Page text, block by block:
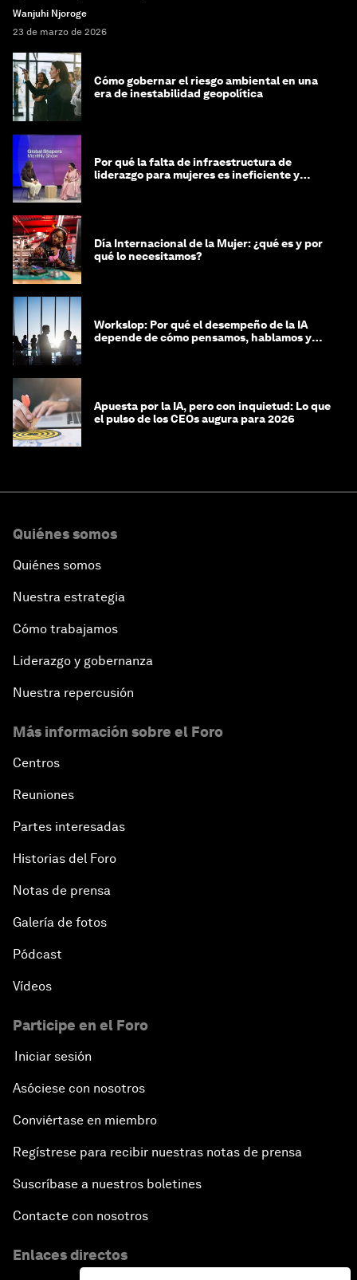
Wanjuhi Njoroge
23 de marzo de 2026
Cómo gobernar el riesgo ambiental en una
era de inestabilidad geopolítica
Por qué la falta de infraestructura de
liderazgo para mujeres es ineficiente y
Día Internacional de la Mujer: ¿qué es y por
qué lo necesitamos?
Workslop: Por qué el desempeño de la IA
depende de cómo pensamos, hablamos y
Apuesta por la IA, pero con inquietud: Lo que
el pulso de los CEOs augura para 2026
Quiénes somos
Quiénes somos
Nuestra estrategia
Cómo trabajamos
Liderazgo y gobernanza
Nuestra repercusión
Más información sobre el Foro
Centros
Reuniones
Partes interesadas
Historias del Foro
Notas de prensa
Galería de fotos
Pódcast
Vídeos
Participe en el Foro
Iniciar sesión
Asóciese con nosotros
Conviértase en miembro
Regístrese para recibir nuestras notas de prensa
Suscríbase a nuestros boletines
Contacte con nosotros
Enlaces directos